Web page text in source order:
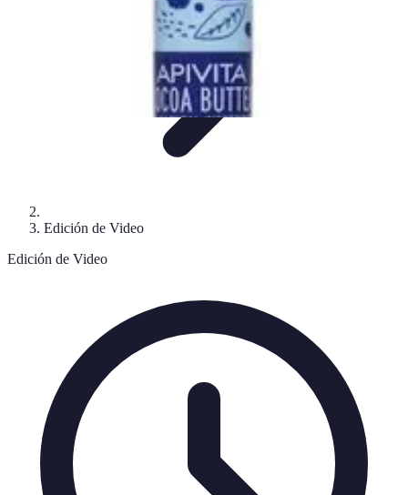
Edición de Video
Edición de Video